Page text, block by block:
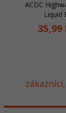
ACDC
Liquid
35,99